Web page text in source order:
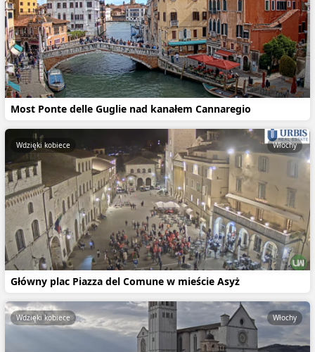
Most Ponte delle Guglie nad kanałem Cannaregio
Główny plac Piazza del Comune w mieście Asyż
Wdzięki kobiece Włochy
Wdzięki kobiece Włochy